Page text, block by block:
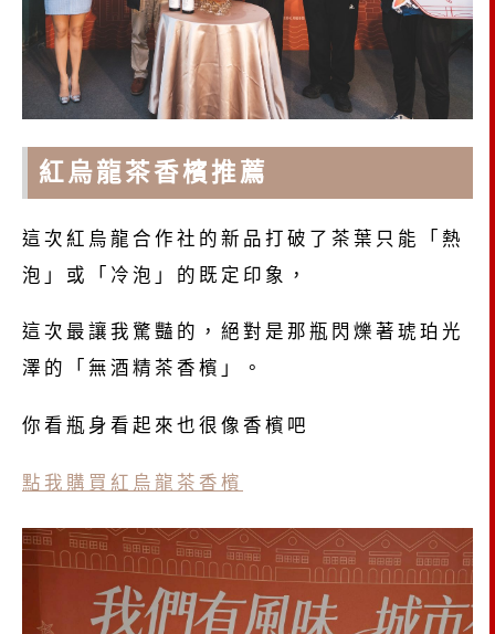
紅烏龍茶香檳推薦
這次紅烏龍合作社的新品打破了茶葉只能「熱
泡」或「冷泡」的既定印象，
這次最讓我驚豔的，絕對是那瓶閃爍著琥珀光
澤的「無酒精茶香檳」。
你看瓶身看起來也很像香檳吧
點我購買紅烏龍茶香檳